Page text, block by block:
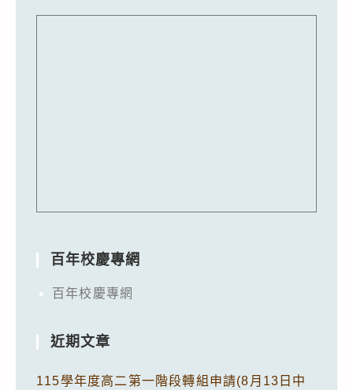
百年校慶專網
百年校慶專網
近期文章
115學年度高二第一階段轉組申請(8月13日中